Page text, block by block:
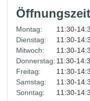
Montag:
11:30-
Dienstag:
11:30-
Mitwoch:
11:30-
Donnerstag: 11:30-
Freitag:
11:30-
Samstag:
11:30-
Sonntag:
11:30-